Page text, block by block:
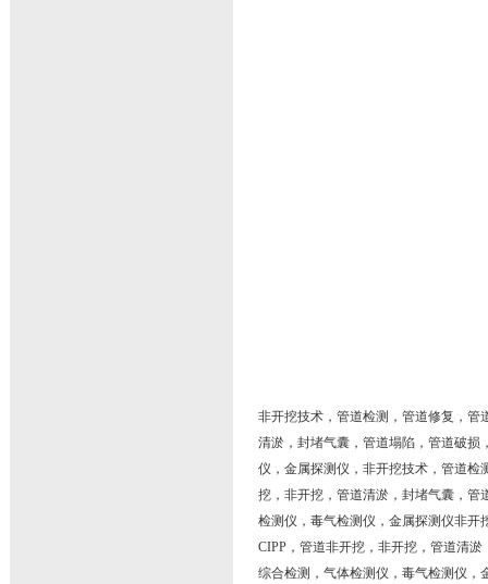
非开挖技术，管道检测，管道修复，管
清淤，封堵气囊，管道塌陷，管道破损
仪，金属探测仪，非开挖技术，管道检
挖，非开挖，管道清淤，封堵气囊，管
检测仪，毒气检测仪，金属探测仪非开
CIPP，管道非开挖，非开挖，管道清
综合检测，气体检测仪，毒气检测仪